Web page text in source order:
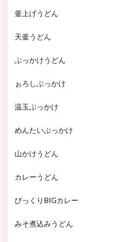
釜上げうどん
天釜うどん
ぶっかけうどん
ぉろしぶっかけ
温玉ぶっかけ
めんたいぶっかけ
山かけうどん
カレーうどん
びっくりBIGカレー
みそ煮込みうどん